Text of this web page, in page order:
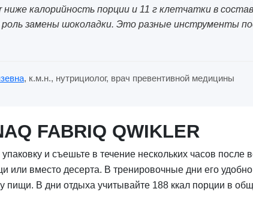
ниже калорийность порции и 11 г клетчатки в
замены шоколадки. Это разные инструменты
, к.м.н., нутрициолог, врач превентивной медицины
FABRIQ QWIKLER
и съешьте в течение нескольких часов
вместо десерта. В тренировочные дни его удобно
пищи. В дни отдыха учитывайте 188 ккал порции в